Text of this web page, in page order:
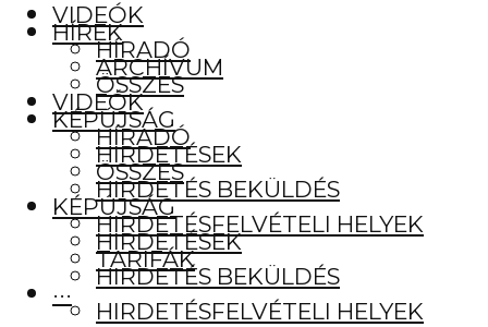
VIDEÓK
HÍRADÓ
ÖSSZES
KÉPÚJSÁG
HIRDETÉSEK
HIRDETÉS BEKÜLDÉS
HIRDETÉSFELVÉTELI HELYEK
TARIFÁK
···
HÍREK
ARCHÍVUM
VIDEÓK
HÍRADÓ
ÖSSZES
KÉPÚJSÁG
HIRDETÉSEK
HIRDETÉS BEKÜLDÉS
HIRDETÉSFELVÉTELI HELYEK